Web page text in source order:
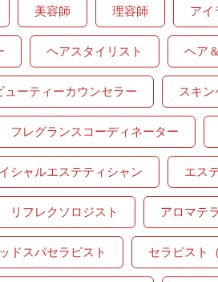
美容師 理容師 アイ
ヘアスタイリスト ヘア
ーティーカウンセラー スキン
フレグランスコーディネーター
シャルエステティシャン エス
リフレクソロジスト アロマテ
ドスパセラピスト セラピスト